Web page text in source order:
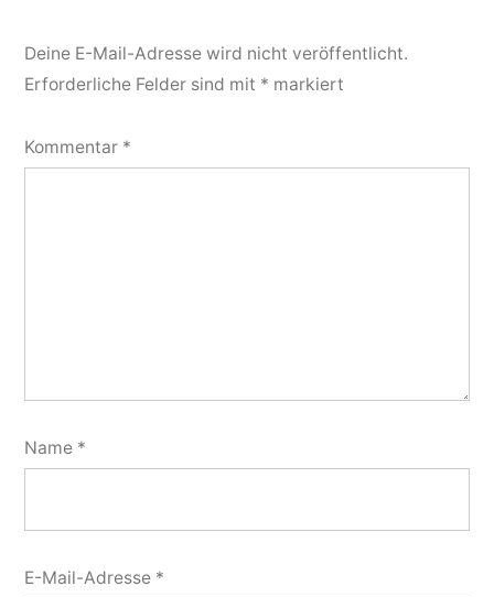
Deine E-Mail-Adresse wird nicht veröffentlicht.
Erforderliche Felder sind mit * markiert
Kommentar *
Name *
E-Mail-Adresse *